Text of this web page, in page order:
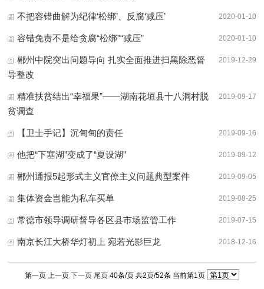
2020-01-10
不把容错曲解为纪律‘松绑’、反腐‘减压’
2020-01-10
容错免责不是给贪腐“松绑”“减压”
2019-12-29
郴州中院突出问题导向 扎实全面推进扫黑除恶督
导整改
2019-09-17
精准扶贫结出“幸福果”——湖南花垣县十八洞村脱
贫调查
2019-09-16
【卫士手记】沉甸甸的责任
2019-09-12
他把“下塞湖”变成了“夏设湖”
2019-09-05
郴州通报5起形式主义官僚主义问题典型案件
2019-08-25
集体资金岂能为私车买单
2019-07-15
常德市领导调研督导各区县市场监管工作
2018-12-16
南京长江大桥华灯初上 宛若光影巨龙
第一页 上一页 下一页 尾页40条/页 共2页/52条 当前第1页